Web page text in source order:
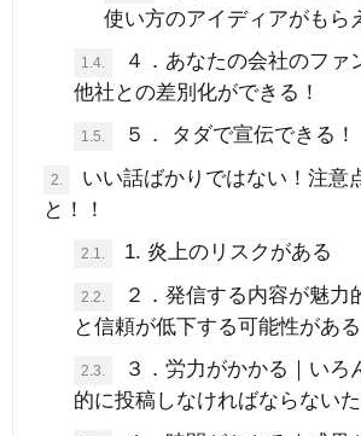
使い方のアイディアがもら
1.4.
４．あなたの会社のファ
他社との差別化ができる！
1.5. ５． タダで宣伝できる！
2.
いい話ばかりではない！注意
と！！
2.1. 1. 炎上のリスクがある
2.2.
２．発信する内容が魅力
と信頼が低下する可能性がある
2.3.
３．労力がかかる｜いろ
的に投稿しなければならない